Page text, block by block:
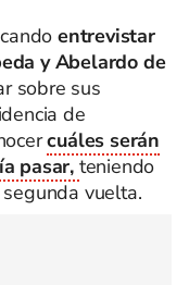
entrevistar
y Abelardo de
sobre sus
de
cuáles serán
pasar, teniendo
vuelta.